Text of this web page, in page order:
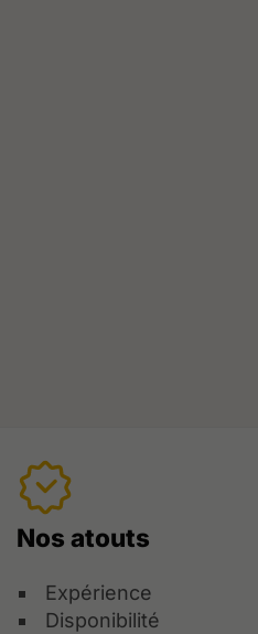
Nos atouts
Expérience
Disponibilité